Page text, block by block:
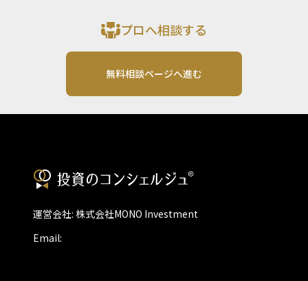
プロへ相談する
無料相談ページへ進む
運営会社: 株式会社MONO Investment
Email: